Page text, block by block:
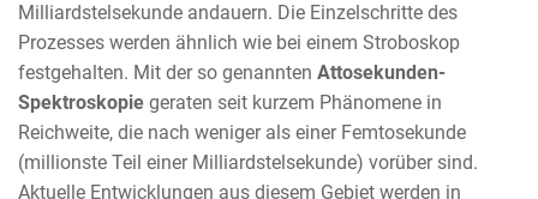
Milliardstelsekunde andauern. Die Einzelschritte des
Prozesses werden ähnlich wie bei einem Stroboskop
festgehalten. Mit der so genannten Attosekunden-
Spektroskopie geraten seit kurzem Phänomene in
Reichweite, die nach weniger als einer Femtosekunde
(millionste Teil einer Milliardstelsekunde) vorüber sind.
Aktuelle Entwicklungen aus diesem Gebiet werden in